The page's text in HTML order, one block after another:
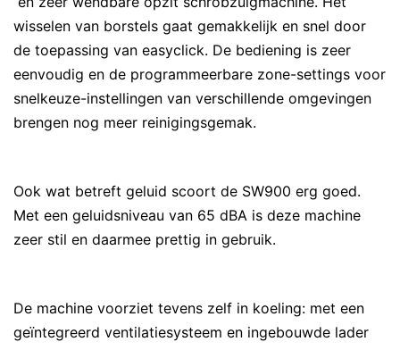
wisselen van borstels gaat gemakkelijk en snel door
de toepassing van easyclick. De bediening is zeer
eenvoudig en de programmeerbare zone-settings voor
snelkeuze-instellingen van verschillende omgevingen
brengen nog meer reinigingsgemak.
Ook wat betreft geluid scoort de SW900 erg goed.
Met een geluidsniveau van 65 dBA is deze machine
zeer stil en daarmee prettig in gebruik.
De machine voorziet tevens zelf in koeling: met een
geïntegreerd ventilatiesysteem en ingebouwde lader